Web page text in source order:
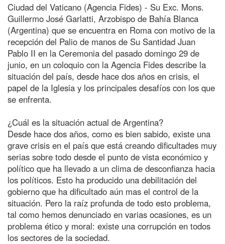
Ciudad del Vaticano (Agencia Fides) - Su Exc. Mons.
Guillermo José Garlatti, Arzobispo de Bahía Blanca
(Argentina) que se encuentra en Roma con motivo de la
recepción del Palio de manos de Su Santidad Juan
Pablo II en la Ceremonia del pasado domingo 29 de
junio, en un coloquio con la Agencia Fides describe la
situación del país, desde hace dos años en crisis, el
papel de la Iglesia y los principales desafíos con los que
se enfrenta.
¿Cuál es la situación actual de Argentina?
Desde hace dos años, como es bien sabido, existe una
grave crisis en el país que está creando dificultades muy
serias sobre todo desde el punto de vista económico y
político que ha llevado a un clima de desconfianza hacia
los políticos. Esto ha producido una debilitación del
gobierno que ha dificultado aún mas el control de la
situación. Pero la raíz profunda de todo esto problema,
tal como hemos denunciado en varias ocasiones, es un
problema ético y moral: existe una corrupción en todos
los sectores de la sociedad.